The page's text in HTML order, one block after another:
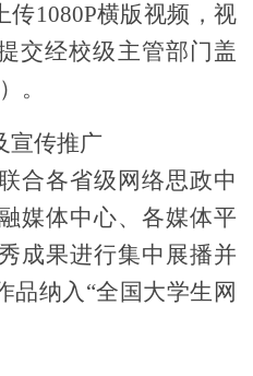
传1080P横版视频，视
交经校级主管部门盖
） 。
宣传推广
合各省级网络思政中
媒体中心、各媒体平
成果进行集中展播并
品纳入“全国大学生网